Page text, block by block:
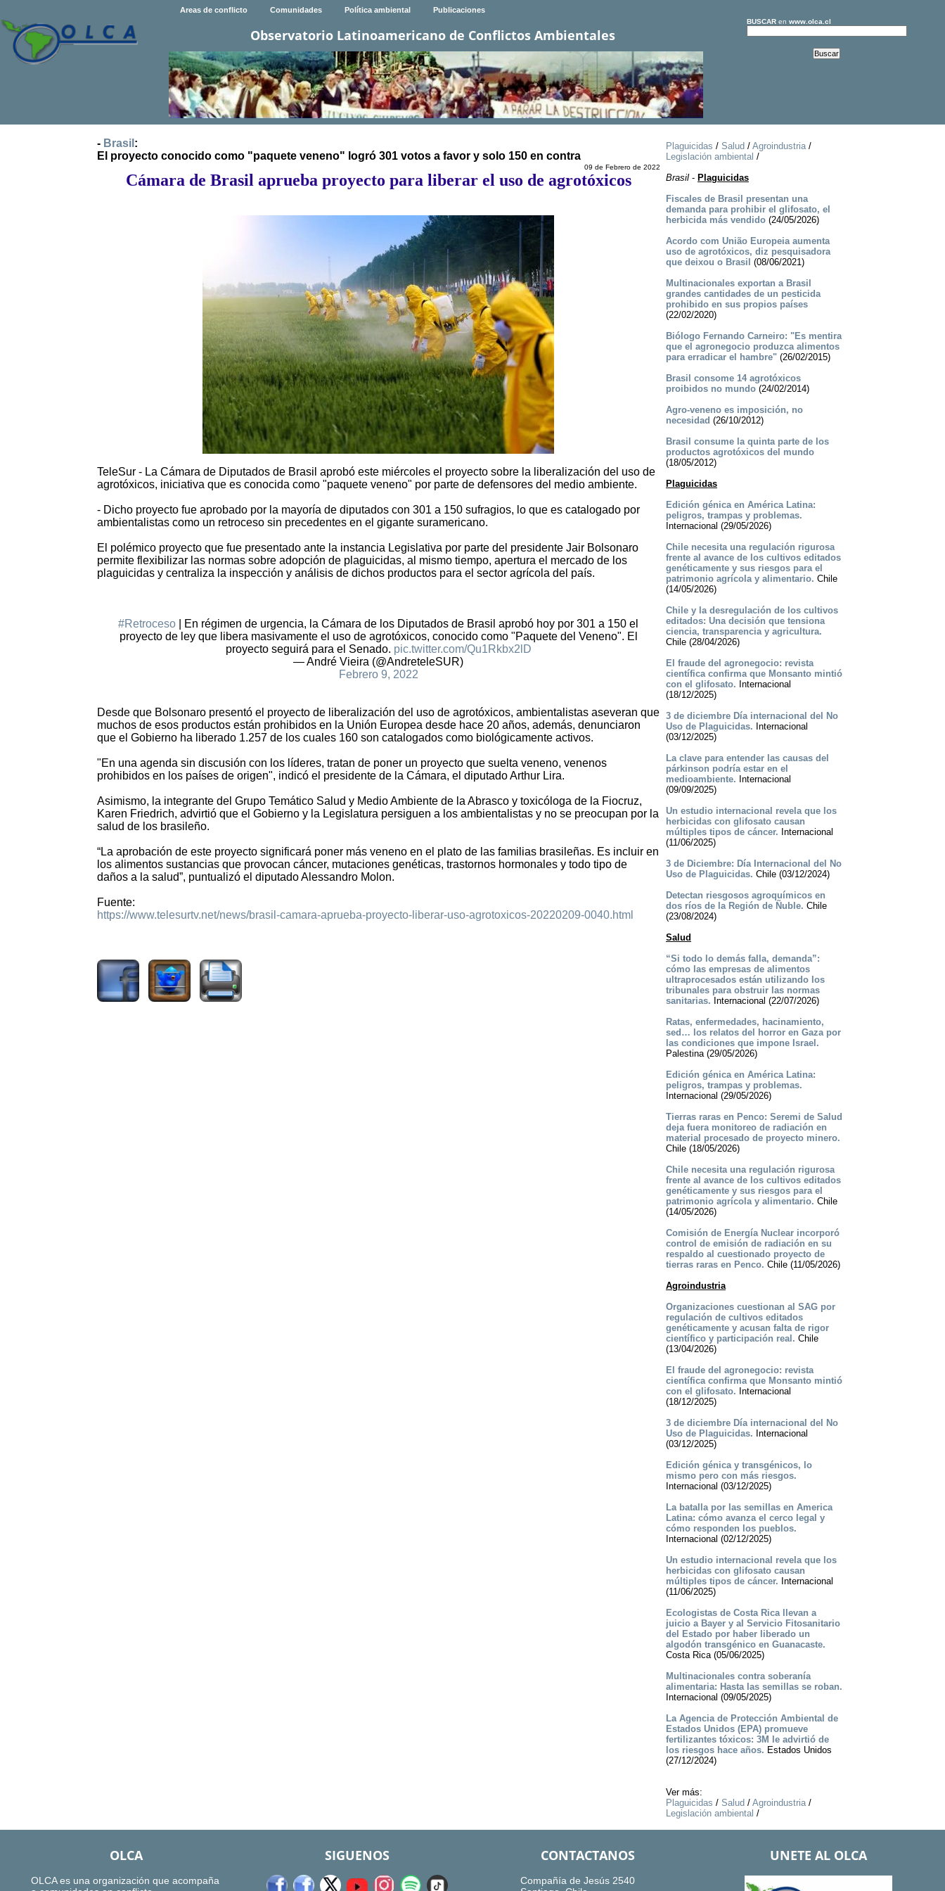
Areas de conflicto Comunidades Política ambiental Publicaciones
Observatorio Latinoamericano de Conflictos Ambientales
BUSCARen www.olca.cl
- Brasil :
El proyecto conocido como "paquete veneno" logró 301 votos a favor y solo 150 en contra
09 de Febrero de 2022
Cámara de Brasil aprueba proyecto para liberar el uso de agrotóxicos
TeleSur - La Cámara de Diputados de Brasil aprobó este miércoles el proyecto sobre la liberalización del uso de
agrotóxicos, iniciativa que es conocida como "paquete veneno" por parte de defensores del medio ambiente.
- Dicho proyecto fue aprobado por la mayoría de diputados con 301 a 150 sufragios, lo que es catalogado por
ambientalistas como un retroceso sin precedentes en el gigante suramericano.
El polémico proyecto que fue presentado ante la instancia Legislativa por parte del presidente Jair Bolsonaro
permite flexibilizar las normas sobre adopción de plaguicidas, al mismo tiempo, apertura el mercado de los
plaguicidas y centraliza la inspección y análisis de dichos productos para el sector agrícola del país.
#Retroceso | En régimen de urgencia, la Cámara de los Diputados de Brasil aprobó hoy por 301 a 150 el
proyecto de ley que libera masivamente el uso de agrotóxicos, conocido como "Paquete del Veneno". El
proyecto seguirá para el Senado. pic.twitter.com/Qu1Rkbx2lD
— André Vieira (@AndreteleSUR)
Febrero 9, 2022
Desde que Bolsonaro presentó el proyecto de liberalización del uso de agrotóxicos, ambientalistas aseveran que
muchos de esos productos están prohibidos en la Unión Europea desde hace 20 años, además, denunciaron
que el Gobierno ha liberado 1.257 de los cuales 160 son catalogados como biológicamente activos.
"En una agenda sin discusión con los líderes, tratan de poner un proyecto que suelta veneno, venenos
prohibidos en los países de origen", indicó el presidente de la Cámara, el diputado Arthur Lira.
Asimismo, la integrante del Grupo Temático Salud y Medio Ambiente de la Abrasco y toxicóloga de la Fiocruz,
Karen Friedrich, advirtió que el Gobierno y la Legislatura persiguen a los ambientalistas y no se preocupan por la
salud de los brasileño.
“La aprobación de este proyecto significará poner más veneno en el plato de las familias brasileñas. Es incluir en
los alimentos sustancias que provocan cáncer, mutaciones genéticas, trastornos hormonales y todo tipo de
daños a la salud”, puntualizó el diputado Alessandro Molon.
Fuente:
https://www.telesurtv.net/news/brasil-camara-aprueba-proyecto-liberar-uso-agrotoxicos-20220209-0040.html
Plaguicidas / Salud / Agroindustria/
Legislación ambiental /
Brasil- Plaguicidas
Fiscales de Brasil presentan una
demanda para prohibir el glifosato, el
herbicida más vendido(24/05/2026)
Acordo com União Europeia aumenta
uso de agrotóxicos, diz pesquisadora
que deixou o Brasil (08/06/2021)
Multinacionales exportan a Brasil
grandes cantidades de un pesticida
prohibido en sus propios países
(22/02/2020)
Biólogo Fernando Carneiro: "Es mentira
que el agronegocio produzca alimentos
para erradicar el hambre"(26/02/2015)
Brasil consome 14 agrotóxicos
proibidos no mundo(24/02/2014)
Agro-veneno es imposición, no
necesidad (26/10/2012)
Brasil consume la quinta parte de los
productos agrotóxicos del mundo
(18/05/2012)
Plaguicidas
Edición génica en América Latina:
peligros, trampas y problemas.
Internacional (29/05/2026)
Chile necesita una regulación rigurosa
frente al avance de los cultivos editados
genéticamente y sus riesgos para el
patrimonio agrícola y alimentario. Chile
(14/05/2026)
Chile y la desregulación de los cultivos
editados: Una decisión que tensiona
ciencia, transparencia y agricultura.
Chile (28/04/2026)
El fraude del agronegocio: revista
científica confirma que Monsanto mintió
con el glifosato. Internacional
(18/12/2025)
3 de diciembre Día internacional del No
Uso de Plaguicidas. Internacional
(03/12/2025)
La clave para entender las causas del
párkinson podría estar en el
medioambiente. Internacional
(09/09/2025)
Un estudio internacional revela que los
herbicidas con glifosato causan
múltiples tipos de cáncer. Internacional
(11/06/2025)
3 de Diciembre: Día Internacional del No
Uso de Plaguicidas. Chile (03/12/2024)
Detectan riesgosos agroquímicos en
dos ríos de la Región de Ñuble. Chile
(23/08/2024)
Salud
“Si todo lo demás falla, demanda”:
cómo las empresas de alimentos
ultraprocesados están utilizando los
tribunales para obstruir las normas
sanitarias. Internacional (22/07/2026)
Ratas, enfermedades, hacinamiento,
sed… los relatos del horror en Gaza por
las condiciones que impone Israel.
Palestina (29/05/2026)
Edición génica en América Latina:
peligros, trampas y problemas.
Internacional (29/05/2026)
Tierras raras en Penco: Seremi de Salud
deja fuera monitoreo de radiación en
material procesado de proyecto minero.
Chile (18/05/2026)
Chile necesita una regulación rigurosa
frente al avance de los cultivos editados
genéticamente y sus riesgos para el
patrimonio agrícola y alimentario. Chile
(14/05/2026)
Comisión de Energía Nuclear incorporó
control de emisión de radiación en su
respaldo al cuestionado proyecto de
tierras raras en Penco. Chile (11/05/2026)
Agroindustria
Organizaciones cuestionan al SAG por
regulación de cultivos editados
genéticamente y acusan falta de rigor
científico y participación real. Chile
(13/04/2026)
El fraude del agronegocio: revista
científica confirma que Monsanto mintió
con el glifosato. Internacional
(18/12/2025)
3 de diciembre Día internacional del No
Uso de Plaguicidas. Internacional
(03/12/2025)
Edición génica y transgénicos, lo
mismo pero con más riesgos.
Internacional (03/12/2025)
La batalla por las semillas en America
Latina: cómo avanza el cerco legal y
cómo responden los pueblos.
Internacional (02/12/2025)
Un estudio internacional revela que los
herbicidas con glifosato causan
múltiples tipos de cáncer. Internacional
(11/06/2025)
Ecologistas de Costa Rica llevan a
juicio a Bayer y al Servicio Fitosanitario
del Estado por haber liberado un
algodón transgénico en Guanacaste.
Costa Rica (05/06/2025)
Multinacionales contra soberanía
alimentaria: Hasta las semillas se roban.
Internacional (09/05/2025)
La Agencia de Protección Ambiental de
Estados Unidos (EPA) promueve
fertilizantes tóxicos: 3M le advirtió de
los riesgos hace años. Estados Unidos
(27/12/2024)
Ver más:
Plaguicidas / Salud / Agroindustria/
Legislación ambiental /
OLCA
OLCA es una organización que acompaña
SIGUENOS CONTACTANOS
Compañía de Jesús 2540
UNETE AL OLCA